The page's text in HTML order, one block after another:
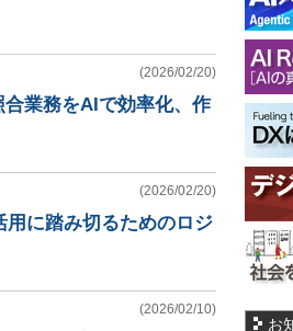
(2026/02/20)
業務をAIで効率化、作
(2026/02/20)
に踏み切るためのロジ
(2026/02/10)
お